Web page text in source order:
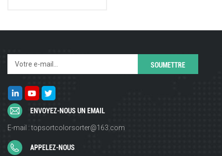
ENVOYEZ-NOUS UN EMAIL
E-mail : topsortcolorsorter@163.com
APPELEZ-NOUS